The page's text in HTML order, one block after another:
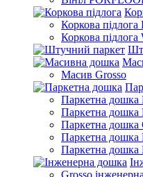
Коркова
Коркова підлога
Масив Grosso
Паркетна дошка
Паркетна дошка
Паркетна дошка
Паркетна дошка
Паркетна дошка
Grosso